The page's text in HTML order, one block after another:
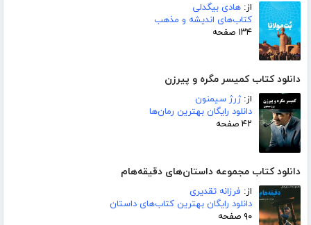
از: هادی بیگدلی
کتاب‌های اندیشه و مذهب
۱۳۴ صفحه
دانلود کتاب کمیسر مگره و پیرزن
از:ژرژ سیمنون
دانلود رایگان بهترین رمان‌ها
۴۲ صفحه
دانلود کتاب مجموعه داستان‌های دقیقه‌هام
از: فرزانه تقدیری
دانلود رایگان بهترین کتاب‌های داستان
۹۰ صفحه